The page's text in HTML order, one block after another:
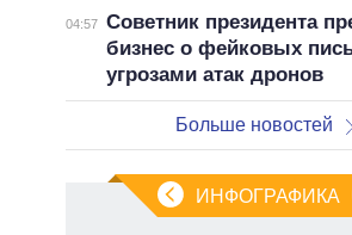
04:57 Советник президента
бизнес о фейковых
угрозами атак дронов
Больше новостей
ИНФОГРАФИКА